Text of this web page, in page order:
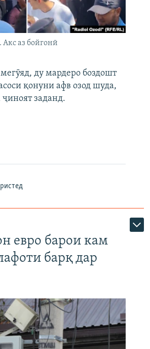
аз бойгонӣ
ду мардеро боздошт
қонуни афв озод шуда,
ҷиноят заданд.
евро барои кам
барқ дар